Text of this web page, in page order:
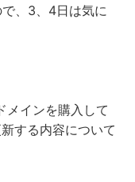
、3、4日は気に
メインを購入して
する内容について